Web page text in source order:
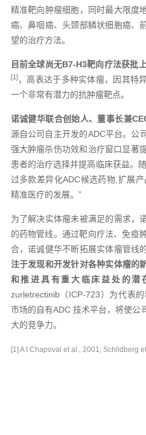
精准靶向肿瘤细胞，同时最大限度
癌、鼻咽癌、头颈部鳞状细胞癌、
望的治疗方法。
目前全球尚无B7-H3靶向疗法获批上
[1]，高表达于多种实体瘤，因其特
一个非常有潜力的抗肿瘤靶点。
诺诚健华联合创始人、董事长兼
源自公司自主开发的ADC平台。公
强大肿瘤杀伤功效和治疗窗口显著
患者的治疗选择并提高临床获益。
过多款差异化ADC候选药物,扩展
精准医疗的发展。”
为了解决实体瘤未被满足的需求，
的药物管线。通过靶向疗法、免疫
合，诺诚健华不断拓展实体瘤管线
注于发现和开发针对各种实体瘤的
和推进具有重大临床益处的潜
zurletrectinib（ICP-723）为代表
市场的自有ADC 技术平台，将使公
大的竞争力。
[1] A I Chapoval et al., 2001; Schildberg